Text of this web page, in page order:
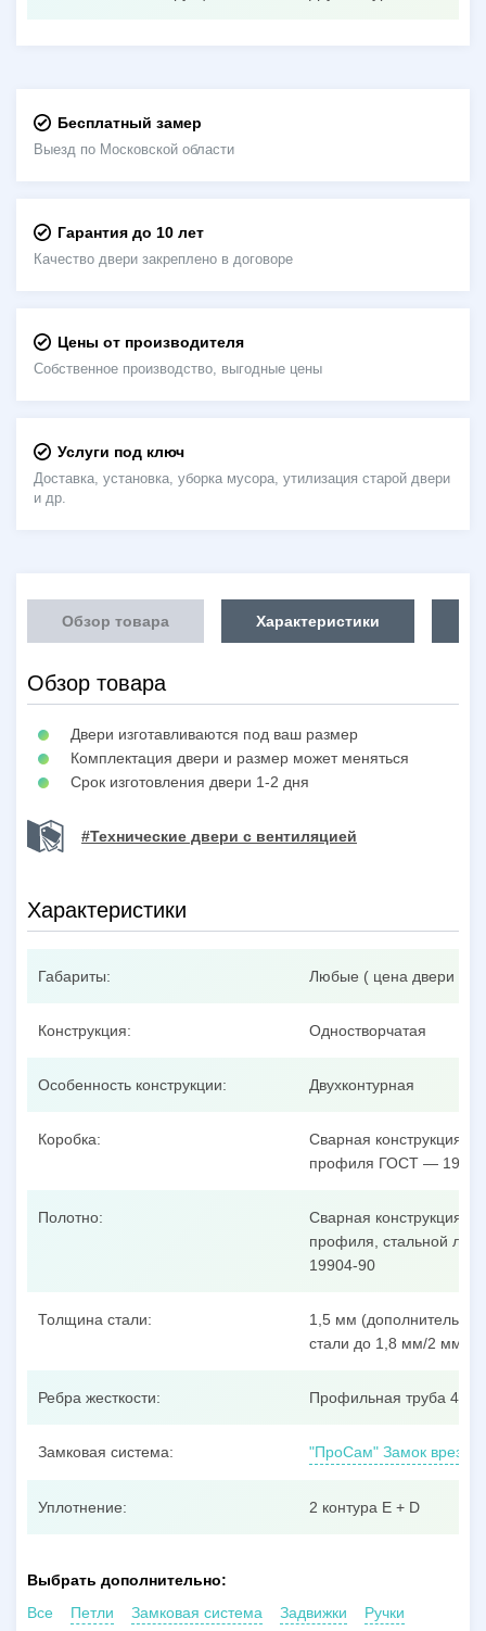
Бесплатный замер
Выезд по Московской области
Гарантия до 10 лет
Качество двери закреплено в договоре
Цены от производителя
Собственное производство, выгодные цены
Услуги под ключ
Доставка, установка, уборка мусора, утилизация старой двери
и др.
Обзор товара Характеристики
Обзор товара
Двери изготавливаются под ваш размер
Комплектация двери и размер может меняться
Срок изготовления двери 1-2 дня
#Технические двери с вентиляцией
Характеристики
Габариты: Любые ( цена двери
Конструкция: Одностворчатая
Особенность конструкции: Двухконтурная
Коробка:
Сварная конструкция из
профиля ГОСТ —
Полотно:
Сварная конструкция из
профиля, стальной
19904-90
Толщина стали:
1,5 мм
стали до 1,8 мм/2 мм/3
Ребра жесткости: Профильная труба
Замковая система: "ПроСам" Замок
Уплотнение: 2 контура E + D
Выбрать дополнительно:
Все
Петли Замковая система Задвижки
Ручки